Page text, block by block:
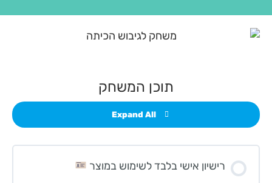
תוכן המשחק
Expand All
רישיון אישי בלבד לשימוש במוצר